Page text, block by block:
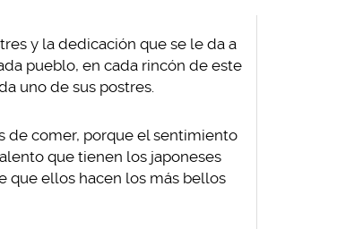
y la dedicación que se le da a
pueblo, en cada rincón de este
uno de sus postres.
de comer, porque el sentimiento
que tienen los japoneses
que ellos hacen los más bellos